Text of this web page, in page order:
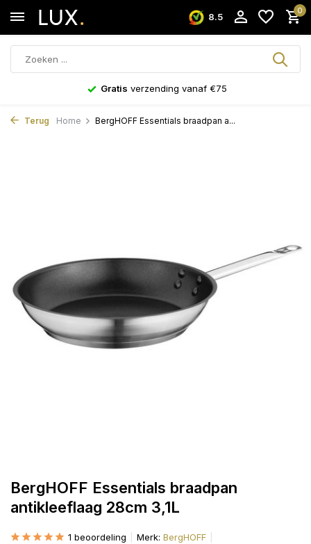
8.5
0
Gratis verzending vanaf €75
Terug Home BergHOFF Essentials braadpan a...
BergHOFF Essentials braadpan
antikleeflaag 28cm 3,1L
1 beoordeling Merk: BergHOFF